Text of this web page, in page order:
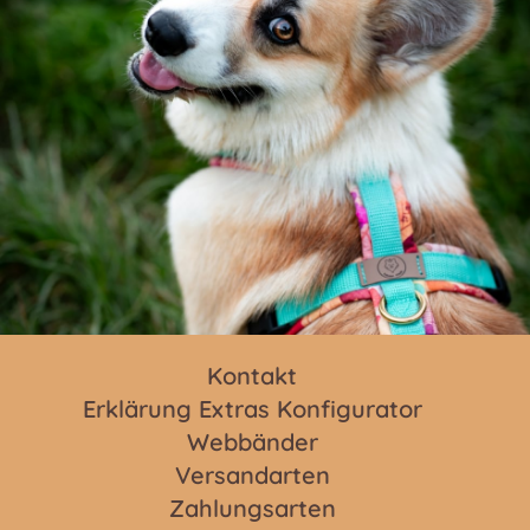
Kontakt
Erklärung Extras Konfigurator
Webbänder
Versandarten
Zahlungsarten